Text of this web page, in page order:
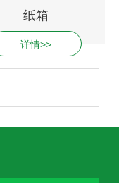
纸箱
详情>>